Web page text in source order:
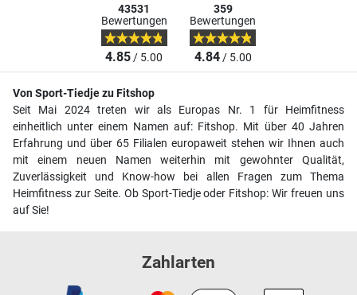
43531
Bewertungen
4.85/ 5.00
359
Bewertungen
4.84/ 5.00
Von Sport-Tiedje zu Fitshop
Seit Mai 2024 treten wir als Europas Nr. 1 für Heimfitness
einheitlich unter einem Namen auf: Fitshop. Mit über 40 Jahren
Erfahrung und über 65 Filialen europaweit stehen wir Ihnen auch
mit einem neuen Namen weiterhin mit gewohnter Qualität,
Zuverlässigkeit und Know-how bei allen Fragen zum Thema
Heimfitness zur Seite. Ob Sport-Tiedje oder Fitshop: Wir freuen uns
auf Sie!
Zahlarten